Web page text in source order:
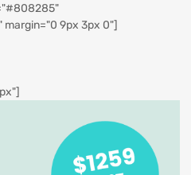
9px 3px 0"]